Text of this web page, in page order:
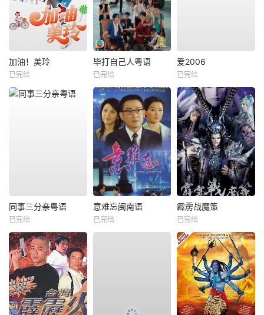
加油！美玲
已完结
毕打自己人粤语
已完结
爱2006
已完结
同事三分亲粤语
已完结
意难忘闽南语
已完结
霹雳战魔策
已完结